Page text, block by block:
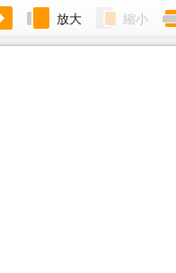
放大 縮小